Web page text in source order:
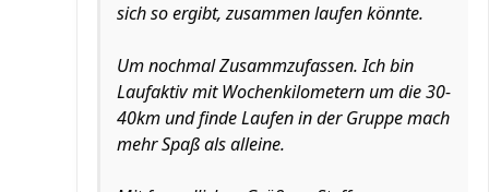
sich so ergibt, zusammen laufen könnte.
Um nochmal Zusammzufassen. Ich bin
Laufaktiv mit Wochenkilometern um die 30-
40km und finde Laufen in der Gruppe mach
mehr Spaß als alleine.